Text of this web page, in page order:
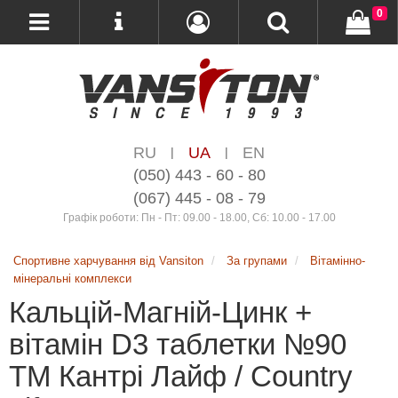
RU | UA |
EN
(050) 443 - 60 - 80
(067) 445 - 08 - 79
Графік роботи: Пн - Пт: 09.00 - 18.00, Сб: 10.00 - 17.00
0
Спортивне харчування від Vansiton За групами
Вітамінно-
мінеральні комплекси
Кальцій-Магній-Цинк +
вітамін D3 таблетки №90
ТМ Кантрі Лайф / Country